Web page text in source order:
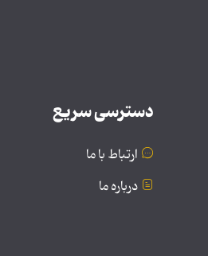
دسترسی سریع
ارتباط با ما
درباره ما